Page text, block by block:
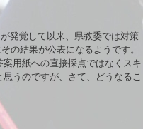
発覚して以来、県教委では対策
の結果が公表になるようです。
用紙への直接採点ではなくスキ
うのですが、さて、どうなるこ